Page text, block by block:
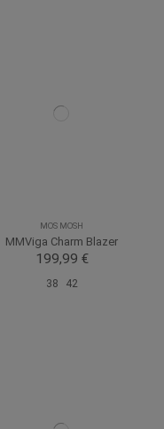
MOS MOSH
MMViga Charm Blazer
199,99 €
38 42